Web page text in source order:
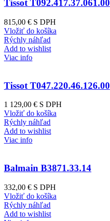
Tissot T092.417.37.061.00
815,00 € S DPH
Vložiť do košíka
Rýchly náhľad
Add to wishlist
Viac info
Tissot T047.220.46.126.00
1 129,00 € S DPH
Vložiť do košíka
Rýchly náhľad
Add to wishlist
Viac info
Balmain B3871.33.14
332,00 € S DPH
Vložiť do košíka
Rýchly náhľad
Add to wishlist